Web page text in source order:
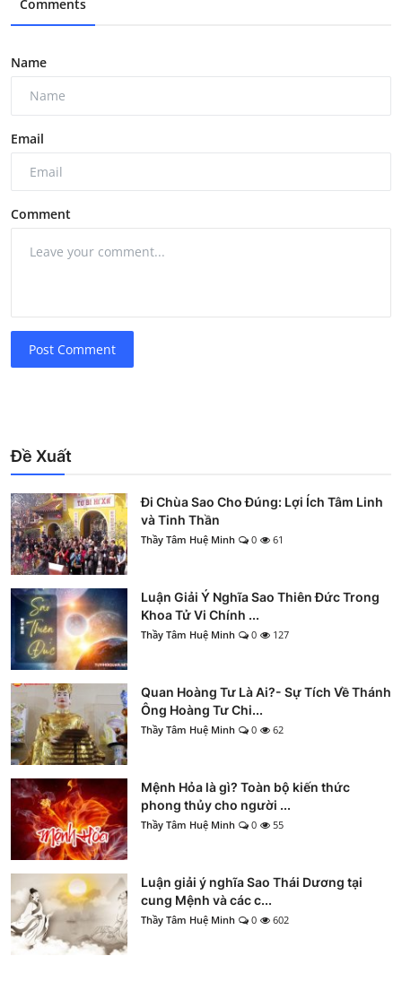
Comments
Name
Email
Comment
Post Comment
Đề Xuất
Đi Chùa Sao Cho Đúng: Lợi Ích Tâm Linh
và Tinh Thần
Thầy Tâm Huệ Minh 0 61
Luận Giải Ý Nghĩa Sao Thiên Đức Trong
Khoa Tử Vi Chính ...
Thầy Tâm Huệ Minh 0 127
Quan Hoàng Tư Là Ai?- Sự Tích Về Thánh
Ông Hoàng Tư Chi...
Thầy Tâm Huệ Minh 0 62
Mệnh Hỏa là gì? Toàn bộ kiến thức
phong thủy cho người ...
Thầy Tâm Huệ Minh 0 55
Luận giải ý nghĩa Sao Thái Dương tại
cung Mệnh và các c...
Thầy Tâm Huệ Minh 0 602